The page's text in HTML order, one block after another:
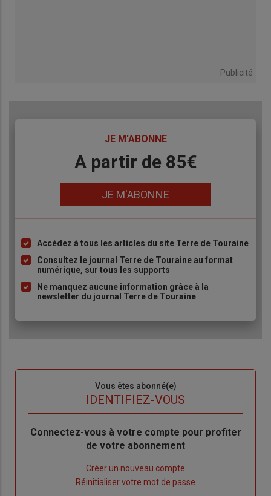
Publicité
JE M'ABONNE
A partir de 85€
JE M'ABONNE
Liste
à
puce
Accédez à tous les articles du site Terre de Touraine
Consultez le journal Terre de Touraine au format
numérique, sur tous les supports
Ne manquez aucune information grâce à la
newsletter du journal Terre de Touraine
Vous êtes abonné(e)
IDENTIFIEZ-VOUS
Body
Connectez-vous à votre compte pour profiter
de votre abonnement
Créer un nouveau compte
Réinitialiser votre mot de passe